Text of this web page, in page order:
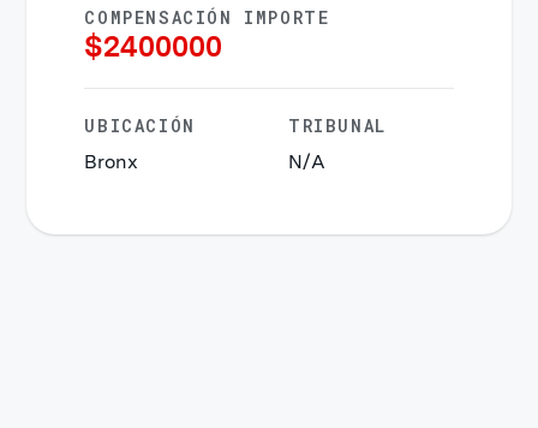
COMPENSACIÓN IMPORTE
$2400000
UBICACIÓN
Bronx
TRIBUNAL
N/A